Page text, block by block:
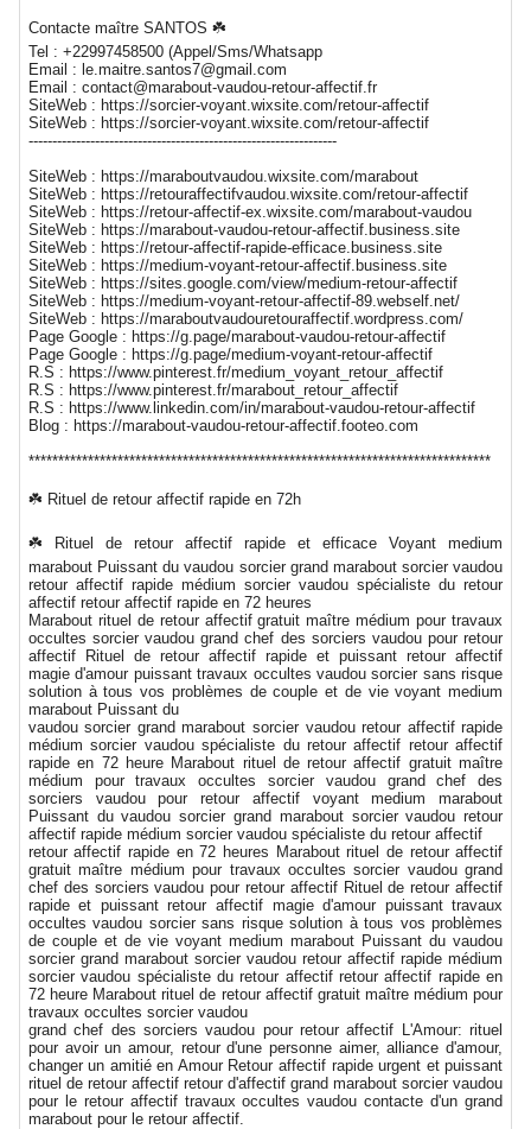
Contacte maître SANTOS ☘️
Tel : +22997458500 (Appel/Sms/Whatsapp
Email : le.maitre.santos7@gmail.com
Email : contact@marabout-vaudou-retour-affectif.fr
SiteWeb : https://sorcier-voyant.wixsite.com/retour-affectif
SiteWeb : https://sorcier-voyant.wixsite.com/retour-affectif
-----------------------------------------------------------------
SiteWeb : https://maraboutvaudou.wixsite.com/marabout
SiteWeb : https://retouraffectifvaudou.wixsite.com/retour-affectif
SiteWeb : https://retour-affectif-ex.wixsite.com/marabout-vaudou
SiteWeb : https://marabout-vaudou-retour-affectif.business.site
SiteWeb : https://retour-affectif-rapide-efficace.business.site
SiteWeb : https://medium-voyant-retour-affectif.business.site
SiteWeb : https://sites.google.com/view/medium-retour-affectif
SiteWeb : https://medium-voyant-retour-affectif-89.webself.net/
SiteWeb : https://maraboutvaudouretouraffectif.wordpress.com/
Page Google : https://g.page/marabout-vaudou-retour-affectif
Page Google : https://g.page/medium-voyant-retour-affectif
R.S : https://www.pinterest.fr/medium_voyant_retour_affectif
R.S : https://www.pinterest.fr/marabout_retour_affectif
R.S : https://www.linkedin.com/in/marabout-vaudou-retour-affectif
Blog : https://marabout-vaudou-retour-affectif.footeo.com
******************************************************************************
☘️ Rituel de retour affectif rapide en 72h
☘️ Rituel de retour affectif rapide et efficace Voyant medium
marabout Puissant du vaudou sorcier grand marabout sorcier vaudou
retour affectif rapide médium sorcier vaudou spécialiste du retour
affectif retour affectif rapide en 72 heures
Marabout rituel de retour affectif gratuit maître médium pour travaux
occultes sorcier vaudou grand chef des sorciers vaudou pour retour
affectif Rituel de retour affectif rapide et puissant retour affectif
magie d'amour puissant travaux occultes vaudou sorcier sans risque
solution à tous vos problèmes de couple et de vie voyant medium
marabout Puissant du
vaudou sorcier grand marabout sorcier vaudou retour affectif rapide
médium sorcier vaudou spécialiste du retour affectif retour affectif
rapide en 72 heure Marabout rituel de retour affectif gratuit maître
médium pour travaux occultes sorcier vaudou grand chef des
sorciers vaudou pour retour affectif voyant medium marabout
Puissant du vaudou sorcier grand marabout sorcier vaudou retour
affectif rapide médium sorcier vaudou spécialiste du retour affectif
retour affectif rapide en 72 heures Marabout rituel de retour affectif
gratuit maître médium pour travaux occultes sorcier vaudou grand
chef des sorciers vaudou pour retour affectif Rituel de retour affectif
rapide et puissant retour affectif magie d'amour puissant travaux
occultes vaudou sorcier sans risque solution à tous vos problèmes
de couple et de vie voyant medium marabout Puissant du vaudou
sorcier grand marabout sorcier vaudou retour affectif rapide médium
sorcier vaudou spécialiste du retour affectif retour affectif rapide en
72 heure Marabout rituel de retour affectif gratuit maître médium pour
travaux occultes sorcier vaudou
grand chef des sorciers vaudou pour retour affectif L'Amour: rituel
pour avoir un amour, retour d'une personne aimer, alliance d'amour,
changer un amitié en Amour Retour affectif rapide urgent et puissant
rituel de retour affectif retour d'affectif grand marabout sorcier vaudou
pour le retour affectif travaux occultes vaudou contacte d'un grand
marabout pour le retour affectif.